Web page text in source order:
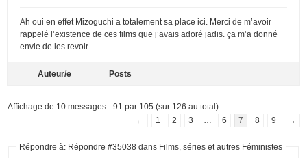
Ah oui en effet Mizoguchi a totalement sa place ici. Merci de m’avoir
rappelé l’existence de ces films que j’avais adoré jadis. ça m’a donné
envie de les revoir.
Auteur/e Posts
Affichage de 10 messages - 91 par 105 (sur 126 au total)
←
1 2 3 6 7 8 9 →
Répondre à: Répondre #35038 dans Films, séries et autres Féministes